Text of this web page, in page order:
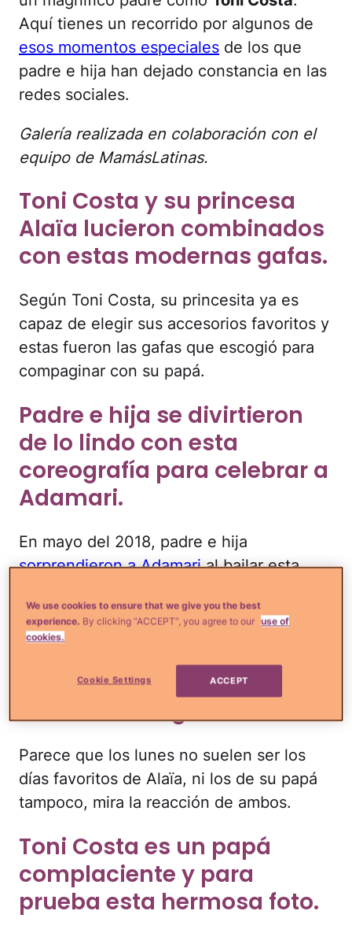
Aquí tienes un recorrido por algunos de
esos momentos especiales de los que
padre e hija han dejado constancia en las
redes sociales.
Galería realizada en colaboración con el
equipo de MamásLatinas.
Toni Costa y su princesa
Alaïa lucieron combinados
con estas modernas gafas.
Según Toni Costa, su princesita ya es
capaz de elegir sus accesorios favoritos y
estas fueron las gafas que escogió para
compaginar con su papá.
Padre e hija se divirtieron
de lo lindo con esta
coreografía para celebrar a
Adamari.
En mayo del 2018, padre e hija
sorprendieron a Adamarial bailar esta
felicitaron a todas las madres.
Los dos compartieron la
misma reacción en esta
adorable imagen.
Parece que los lunes no suelen ser los
días favoritos de Alaïa, ni los de su papá
tampoco, mira la reacción de ambos.
Toni Costa es un papá
complaciente y para
prueba esta hermosa foto.
We use cookies to ensure that we give you the best
experience. By clicking “ACCEPT”, you agree to our use of
cookies.
Cookie Settings ACCEPT